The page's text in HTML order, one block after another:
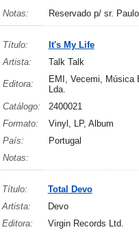
Notas:
Reservado p/ sr. Paulo
Título:
It's My Life
Artista:
Talk Talk
Editora:
EMI, Vecemi, Música
Lda.
Catálogo:
2400021
Formato:
Vinyl, LP, Album
País:
Portugal
Notas:
Título:
Total Devo
Artista:
Devo
Editora:
Virgin Records Ltd.